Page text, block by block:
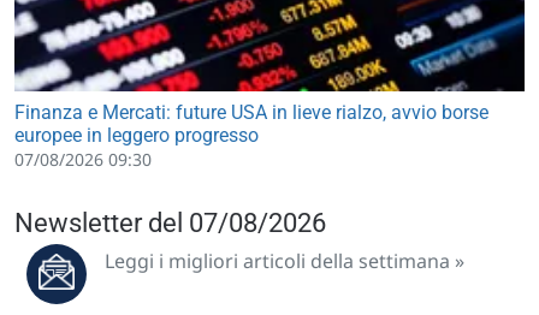
Finanza e Mercati: future USA in lieve rialzo, avvio borse
europee in leggero progresso
07/08/2026 09:30
Newsletter del 07/08/2026
Leggi i migliori articoli della settimana »